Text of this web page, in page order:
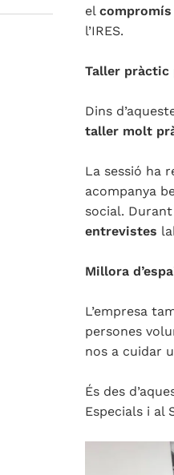
el compromís
l’IRES.
Taller pràctic
Dins
taller molt
La sessió ha
acompanya
social.
entrevistes
Millora
L’empresa
persones
nos a cuidar
És des
Especials i al